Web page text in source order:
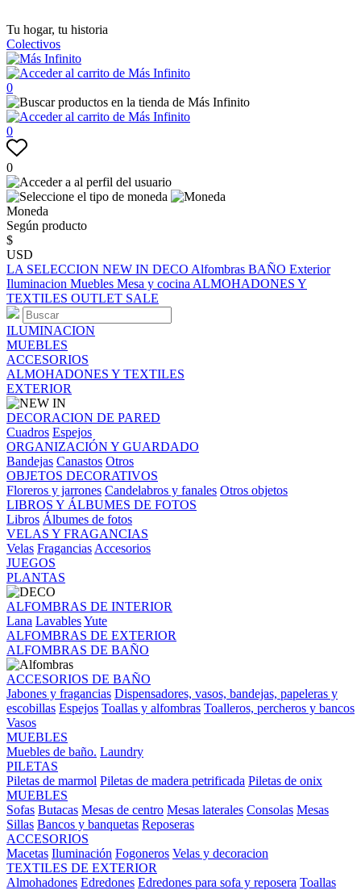
Tu hogar, tu historia
Colectivos
0
0
0
Moneda
Según producto
$
USD
LA SELECCION NEW IN DECO Alfombras BAÑO Exterior
Iluminacion Muebles Mesa y cocina ALMOHADONES Y
TEXTILES OUTLET SALE
ILUMINACION
MUEBLES
ACCESORIOS
ALMOHADONES Y TEXTILES
EXTERIOR
DECORACION DE PARED
Cuadros Espejos
ORGANIZACIÓN Y GUARDADO
Bandejas Canastos Otros
OBJETOS DECORATIVOS
Floreros y jarrones Candelabros y fanales Otros objetos
LIBROS Y ÁLBUMES DE FOTOS
Libros Álbumes de fotos
VELAS Y FRAGANCIAS
Velas Fragancias Accesorios
JUEGOS
PLANTAS
ALFOMBRAS DE INTERIOR
Lana LavablesYute
ALFOMBRAS DE EXTERIOR
ALFOMBRAS DE BAÑO
ACCESORIOS DE BAÑO
Jabones y fragancias Dispensadores, vasos, bandejas, papeleras y
escobillas Espejos Toallas y alfombras Toalleros, percheros y bancos
Vasos
MUEBLES
Muebles de baño. Laundry
PILETAS
Piletas de marmol Piletas de madera petrificada Piletas de onix
MUEBLES
Sofas Butacas Mesas de centro Mesas laterales Consolas Mesas
Sillas Bancos y banquetas Reposeras
ACCESORIOS
Macetas Iluminación Fogoneros Velas y decoracion
TEXTILES DE EXTERIOR
Almohadones Edredones Edredones para sofa y reposera Toallas